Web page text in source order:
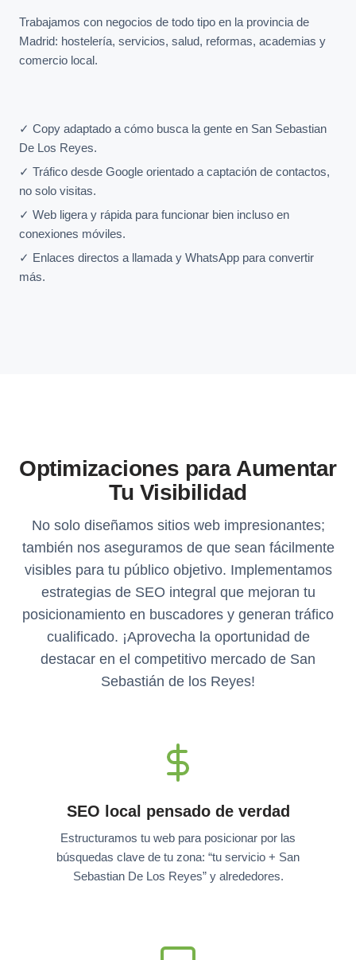
Trabajamos con negocios de todo tipo en la provincia de
Madrid: hostelería, servicios, salud, reformas, academias y
comercio local.
✓ Copy adaptado a cómo busca la gente en San Sebastian
De Los Reyes.
✓ Tráfico desde Google orientado a captación de contactos,
no solo visitas.
✓ Web ligera y rápida para funcionar bien incluso en
conexiones móviles.
✓ Enlaces directos a llamada y WhatsApp para convertir
más.
Optimizaciones para Aumentar
Tu Visibilidad
No solo diseñamos sitios web impresionantes;
también nos aseguramos de que sean fácilmente
visibles para tu público objetivo. Implementamos
estrategias de SEO integral que mejoran tu
posicionamiento en buscadores y generan tráfico
cualificado. ¡Aprovecha la oportunidad de
destacar en el competitivo mercado de San
Sebastián de los Reyes!
SEO local pensado de verdad
Estructuramos tu web para posicionar por las
búsquedas clave de tu zona: “tu servicio + San
Sebastian De Los Reyes” y alrededores.